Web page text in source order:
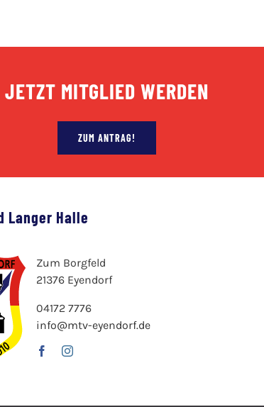
JETZT MITGLIED WERDEN
ZUM ANTRAG!
Langer Halle
Zum Borgfeld
21376 Eyendorf
04172 7776
info@mtv-eyendorf.de